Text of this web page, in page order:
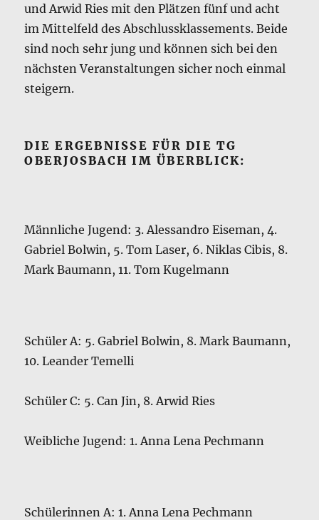
und Arwid Ries mit den Plätzen fünf und acht
im Mittelfeld des Abschlussklassements. Beide
sind noch sehr jung und können sich bei den
nächsten Veranstaltungen sicher noch einmal
steigern.
DIE ERGEBNISSE FÜR DIE TG
OBERJOSBACH IM ÜBERBLICK:
Männliche Jugend: 3. Alessandro Eiseman, 4.
Gabriel Bolwin, 5. Tom Laser, 6. Niklas Cibis, 8.
Mark Baumann, 11. Tom Kugelmann
Schüler A: 5. Gabriel Bolwin, 8. Mark Baumann,
10. Leander Temelli
Schüler C: 5. Can Jin, 8. Arwid Ries
Weibliche Jugend: 1. Anna Lena Pechmann
Schülerinnen A: 1. Anna Lena Pechmann